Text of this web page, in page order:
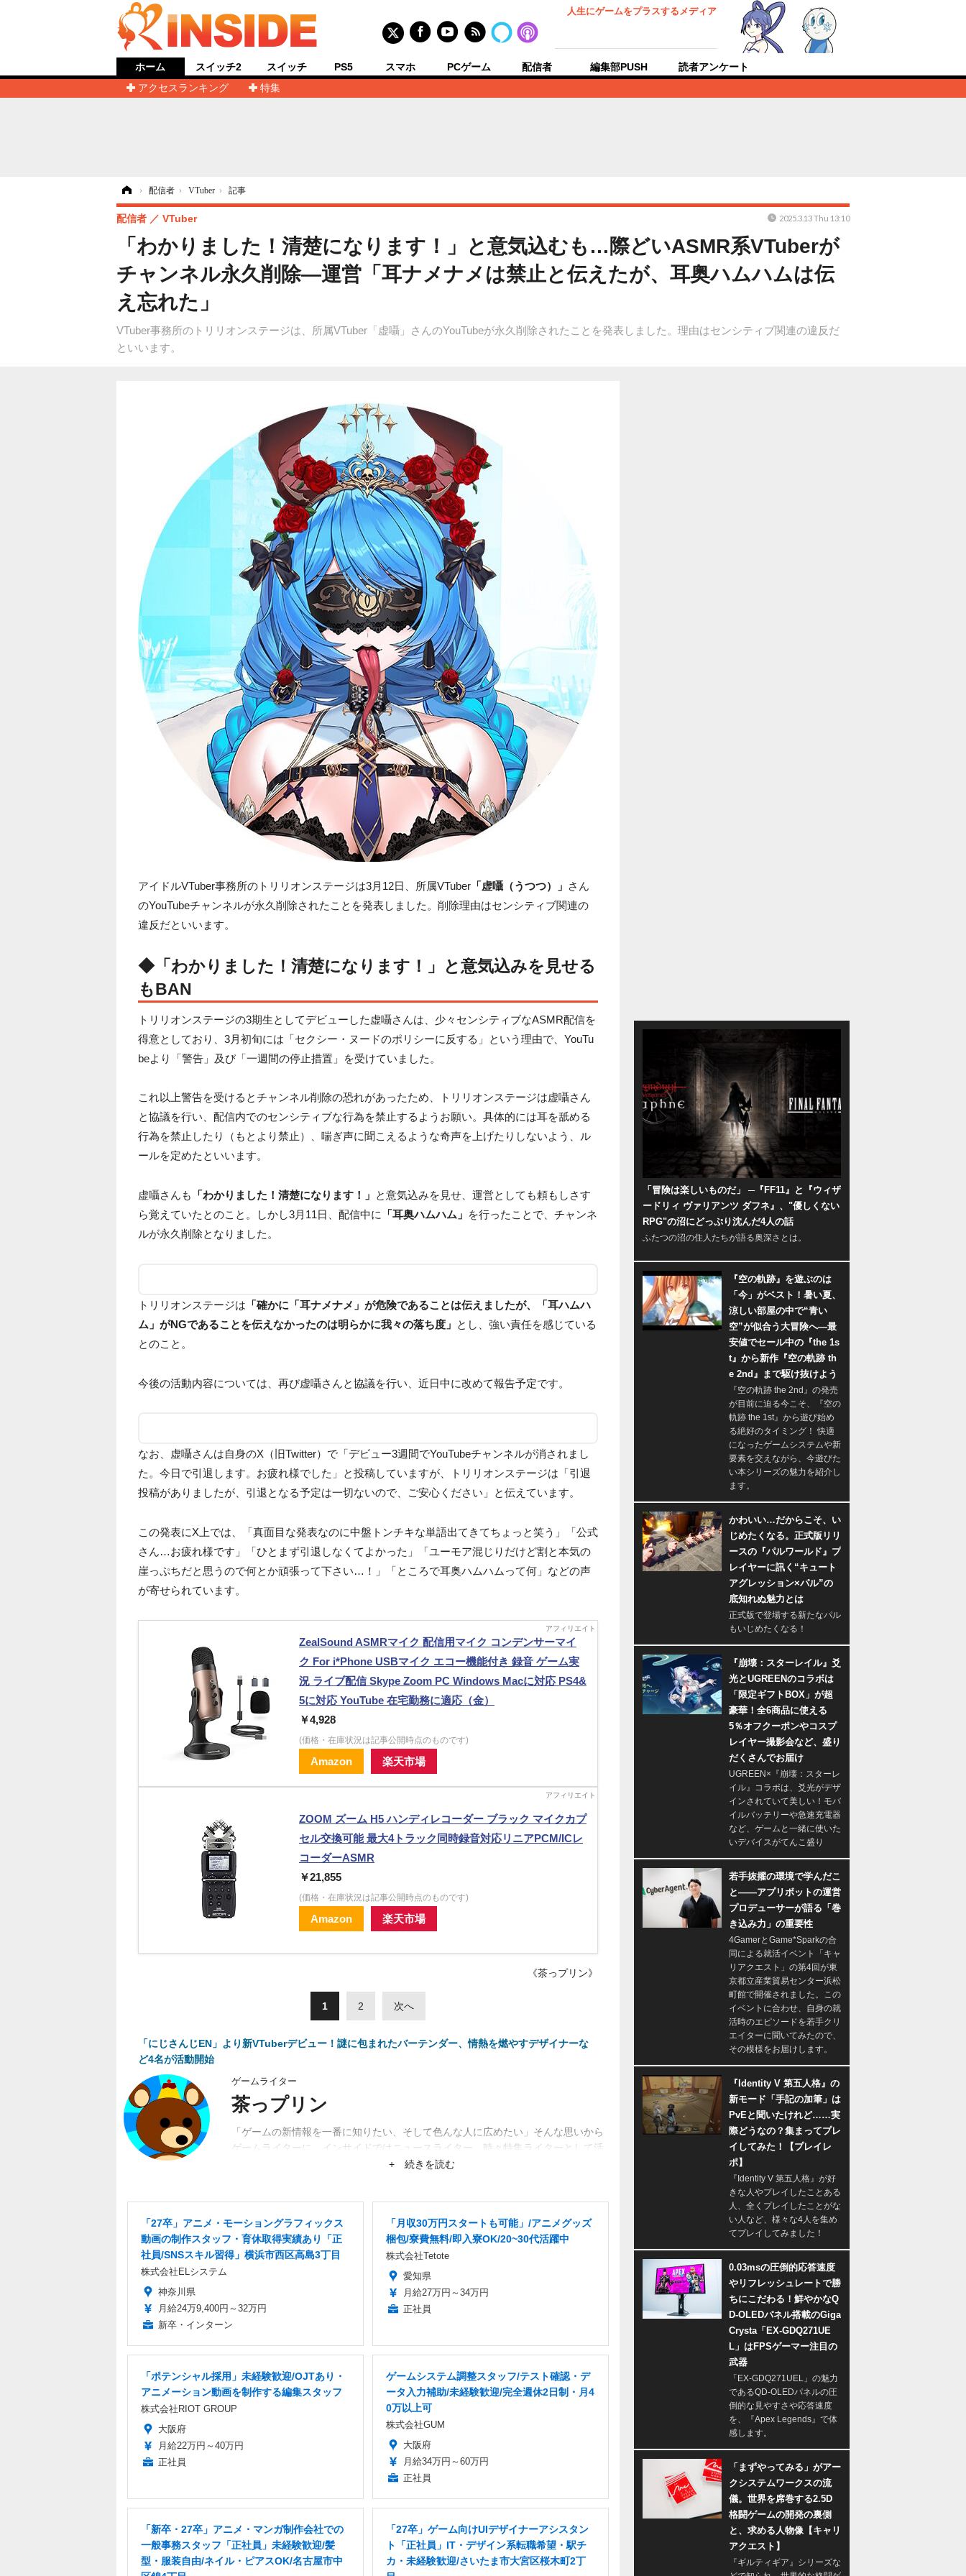
人生にゲームをプラスするメディア
ホーム
アクセスランキング
特集
スイッチ2 スイッチ PS5 スマホ PCゲーム 配信者 編集部PUSH 読者アンケート
› 配信者 › VTuber › 記事
「わかりました！清楚になります！」と意気込むも…際どいASMR系VTuberが
チャンネル永久削除―運営「耳ナメナメは禁止と伝えたが、耳奥ハムハムは伝
え忘れた」
VTuber事務所のトリリオンステージは、所属VTuber「虚囁」さんのYouTubeが永久削除されたことを発表しました。理由はセンシティブ関連の違反だ
といいます。
配信者 VTuber 2025.3.13 Thu 13:10
アイドルVTuber事務所のトリリオンステージは3月12日、所属VTuber 「虚囁（うつつ）」 さん
のYouTubeチャンネルが永久削除されたことを発表しました。削除理由はセンシティブ関連の
違反だといいます。
◆「わかりました！清楚になります！」と意気込みを見せる
もBAN
トリリオンステージの3期生としてデビューした虚囁さんは、少々センシティブなASMR配信を
得意としており、3月初旬には「セクシー・ヌードのポリシーに反する」という理由で、YouTu
beより「警告」及び「一週間の停止措置」を受けていました。
これ以上警告を受けるとチャンネル削除の恐れがあったため、トリリオンステージは虚囁さん
と協議を行い、配信内でのセンシティブな行為を禁止するようお願い。具体的には耳を舐める
行為を禁止したり（もとより禁止）、喘ぎ声に聞こえるような奇声を上げたりしないよう、ル
ールを定めたといいます。
虚囁さんも 「わかりました！清楚になります！」 と意気込みを見せ、運営としても頼もしさす
ら覚えていたとのこと。しかし3月11日、配信中に
「耳奥ハムハム」 を行ったことで、チャンネ
ルが永久削除となりました。
トリリオンステージは 「確かに「耳ナメナメ」が危険であることは伝えましたが、「耳ハムハ
ム」がNGであることを伝えなかったのは明らかに我々の落ち度」 とし、強い責任を感じている
とのこと。
今後の活動内容については、再び虚囁さんと協議を行い、近日中に改めて報告予定です。
なお、虚囁さんは自身のX（旧Twitter）で「デビュー3週間でYouTubeチャンネルが消されまし
た。今日で引退します。お疲れ様でした」と投稿していますが、トリリオンステージは「引退
投稿がありましたが、引退となる予定は一切ないので、ご安心ください」と伝えています。
この発表にX上では、「真面目な発表なのに中盤トンチキな単語出てきてちょっと笑う」「公式
さん…お疲れ様です」「ひとまず引退しなくてよかった」「ユーモア混じりだけど割と本気の
崖っぷちだと思うので何とか頑張って下さい…！」「ところで耳奥ハムハムって何」などの声
が寄せられています。
ZealSound ASMRマイク 配信用マイク コンデンサーマイ
ク For i*Phone USBマイク エコー機能付き 録音 ゲーム実
況 ライブ配信 Skype Zoom PC Windows Macに対応 PS4&
5に対応 YouTube 在宅勤務に適応（金）
￥4,928
(価格・在庫状況は記事公開時点のものです)
Amazon 楽天市場
ZOOM ズーム H5 ハンディレコーダー ブラック マイクカプ
セル交換可能 最大4トラック同時録音対応リニアPCM/ICレ
コーダーASMR
￥21,855
(価格・在庫状況は記事公開時点のものです)
Amazon 楽天市場
《茶っプリン》
1 2 次へ
「にじさんじEN」より新VTuberデビュー！謎に包まれたバーテンダー、情熱を燃やすデザイナーな
ど4名が活動開始
ゲームライター
茶っプリン
「ゲームの新情報を一番に知りたい、そして色んな人に広めたい」そんな思いから
ゲームライターに。インサイドではニュースライター、時々特集ライターとして活
動。関係者、ユーザーから生まれるネットブームにも興味あり。
+ 続きを読む
「27卒」アニメ・モーショングラフィックス
動画の制作スタッフ・育休取得実績あり「正
社員/SNSスキル習得」横浜市西区高島3丁目
株式会社ELシステム
神奈川県
月給24万9,400円～32万円
新卒・インターン
「月収30万円スタートも可能」/アニメグッズ
梱包/寮費無料/即入寮OK/20~30代活躍中
株式会社Tetote
愛知県
月給27万円～34万円
正社員
「ポテンシャル採用」未経験歓迎/OJTあり・
アニメーション動画を制作する編集スタッフ
株式会社RIOT GROUP
大阪府
月給22万円～40万円
正社員
ゲームシステム調整スタッフ/テスト確認・デ
ータ入力補助/未経験歓迎/完全週休2日制・月4
0万以上可
株式会社GUM
大阪府
月給34万円～60万円
正社員
「新卒・27卒」アニメ・マンガ制作会社での
一般事務スタッフ「正社員」未経験歓迎/髪
型・服装自由/ネイル・ピアスOK/名古屋市中
「27卒」ゲーム向けUIデザイナーアシスタン
ト「正社員」IT・デザイン系転職希望・駅チ
カ・未経験歓迎/さいたま市大宮区桜木町2丁
「冒険は楽しいものだ」 ─『FF11』と『ウィザ
ードリィ ヴァリアンツ ダフネ』、"優しくない
RPG"の沼にどっぷり沈んだ4人の話
ふたつの沼の住人たちが語る奥深さとは。
『空の軌跡』を遊ぶのは
「今」がベスト！暑い夏、
涼しい部屋の中で“青い
空”が似合う大冒険へ―最
安値でセール中の『the 1s
t』から新作『空の軌跡 th
e 2nd』まで駆け抜けよう
『空の軌跡 the 2nd』の発売
が目前に迫る今こそ、『空の
軌跡 the 1st』から遊び始め
る絶好のタイミング！ 快適
になったゲームシステムや新
要素を交えながら、今遊びた
い本シリーズの魅力を紹介し
ます。
かわいい…だからこそ、い
じめたくなる。正式版リリ
ースの『パルワールド』プ
レイヤーに訊く“キュート
アグレッション×パル”の
底知れぬ魅力とは
正式版で登場する新たなパル
もいじめたくなる！
『崩壊：スターレイル』爻
光とUGREENのコラボは
「限定ギフトBOX」が超
豪華！全6商品に使える
5％オフクーポンやコスプ
レイヤー撮影会など、盛り
だくさんでお届け
UGREEN×『崩壊：スターレ
イル』コラボは、爻光がデザ
インされていて美しい！モバ
イルバッテリーや急速充電器
など、ゲームと一緒に使いた
いデバイスがてんこ盛り
若手抜擢の環境で学んだこ
と――アプリボットの運営
プロデューサーが語る「巻
き込み力」の重要性
4GamerとGame*Sparkの合
同による就活イベント「キャ
リアクエスト」の第4回が東
京都立産業貿易センター浜松
町館で開催されました。この
イベントに合わせ、自身の就
活時のエピソードを若手クリ
エイターに聞いてみたので、
その模様をお届けします。
『Identity V 第五人格』の
新モード「手記の加筆」は
PvEと聞いたけれど……実
際どうなの？集まってプレ
イしてみた！【プレイレ
ポ】
『Identity V 第五人格』が好
きな人やプレイしたことある
人、全くプレイしたことがな
い人など、様々な4人を集め
てプレイしてみました！
0.03msの圧倒的応答速度
やリフレッシュレートで勝
ちにこだわる！鮮やかなQ
D-OLEDパネル搭載のGiga
Crysta「EX-GDQ271UE
L」はFPSゲーマー注目の
武器
「EX-GDQ271UEL」の魅力
であるQD-OLEDパネルの圧
倒的な見やすさや応答速度
を、『Apex Legends』で体
感します。
「まずやってみる」がアー
クシステムワークスの流
儀。世界を席巻する2.5D
格闘ゲームの開発の裏側
と、求める人物像【キャリ
アクエスト】
『ギルティギア』シリーズな